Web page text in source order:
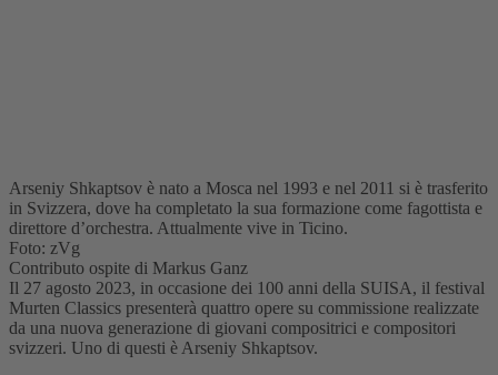
Arseniy Shkaptsov è nato a Mosca nel 1993 e nel 2011 si è trasferito
in Svizzera, dove ha completato la sua formazione come fagottista e
direttore d’orchestra. Attualmente vive in Ticino.
Foto: zVg
Contributo ospite di Markus Ganz
Il 27 agosto 2023, in occasione dei 100 anni della SUISA, il festival
Murten Classics presenterà quattro opere su commissione realizzate
da una nuova generazione di giovani compositrici e compositori
svizzeri. Uno di questi è Arseniy Shkaptsov.